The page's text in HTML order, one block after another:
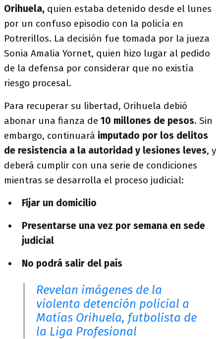
Orihuela, quien estaba detenido desde el lunes
por un confuso episodio con la policía en
Potrerillos. La decisión fue tomada por la jueza
Sonia Amalia Yornet, quien hizo lugar al pedido
de la defensa por considerar que no existía
riesgo procesal.
Para recuperar su libertad, Orihuela debió
abonar una fianza de 10 millones de pesos. Sin
embargo, continuará imputado por los delitos
de resistencia a la autoridad y lesiones leves, y
deberá cumplir con una serie de condiciones
mientras se desarrolla el proceso judicial:
Fijar un domicilio
Presentarse una vez por semana en sede
judicial
No podrá salir del país
Revelan imágenes de la
violenta detención policial a
Matías Orihuela, futbolista de
la Liga Profesional